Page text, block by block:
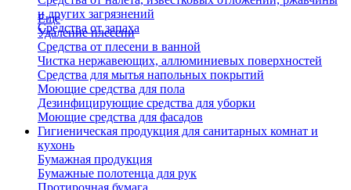
и других загрязнений
Средства от запаха
Еще
Удаление плесени
Средства от плесени в ванной
Чистка нержавеющих, аллюминиевых поверхностей
Средства для мытья напольных покрытий
Моющие средства для пола
Дезинфицирующие средства для уборки
Моющие средства для фасадов
Гигиеническая продукция для санитарных комнат и
кухонь
Бумажная продукция
Бумажные полотенца для рук
Протирочная бумага